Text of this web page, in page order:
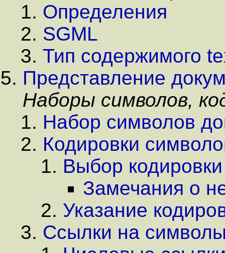
Определения
SGML
Тип содержимого
Представление
Наборы символов,
Набор символов
Кодировки
Выбор кодировки
Замечания о
Указание
Ссылки на